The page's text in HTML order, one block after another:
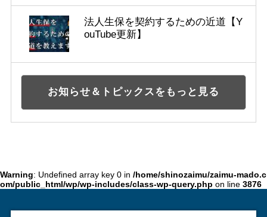
法人生保を契約するための近道【Y
ouTube更新】
お知らせ＆トピックスをもっと見る
Warning: Undefined array key 0 in /home/shinozaimu/zaimu-mado.c
om/public_html/wp/wp-includes/class-wp-query.php on line 3876